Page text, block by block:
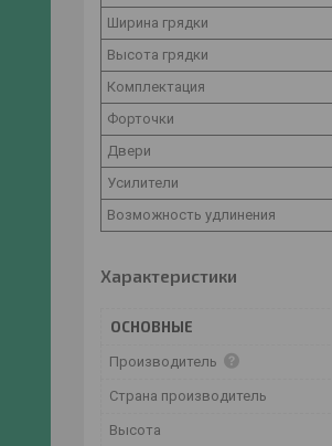
Ширина грядки
Высота грядки
Комплектация
Форточки
Двери
Усилители
Возможность удлинения
Характеристики
ОСНОВНЫЕ
Производитель
Страна производитель
Высота